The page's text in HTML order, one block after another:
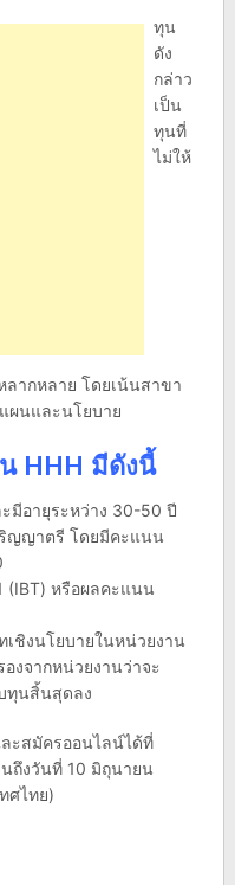
ทุน
ดัง
กล่าว
เป็น
ทุนที่
ไม่ให้
ากหลาย โดยเน้นสาขา
ผนและนโยบาย
HHH มีดังนี้
มีอายุระหว่าง 30-50 ปี
ริญญาตรี โดยมีคะแนน
(IBT) หรือผลคะแนน
ชิงนโยบายในหน่วยงาน
งจากหน่วยงานว่าจะ
ทุนสิ้นสุดลง
ะสมัครออนไลน์ได้ที่
ถึงวันที่ 10 มิถุนายน
ศไทย)